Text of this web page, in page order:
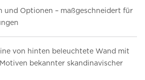
und Optionen – maßgeschneidert für
von hinten beleuchtete Wand mit
bekannter skandinavischer